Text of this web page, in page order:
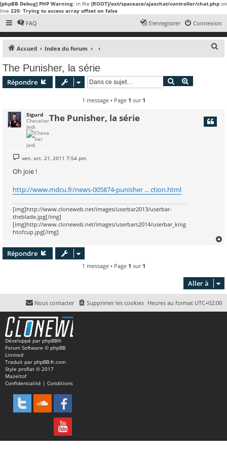
[phpBB Debug] PHP Warning: in file [ROOT]/ext/spaceace/ajaxchat/controller/chat.php on
line 220: Trying to access array offset on false
FAQ Connexion
S’enregistrer
Accueil Index du forum
The Punisher, la série
Répondre Rechercher
1 message • Page 1 sur 1
Sigurd
Chevalier
Jedi
The Punisher, la série
M
e
s
g
e
ven. oct. 21, 2011 7:54 pm
Oh joie !
http://www.mdcu.fr/news-005874-punisher ... ction.html
[img]http://www.cloneweb.net/images/userbar2013/userbar-
theblade.jpg[/img]
[img]http://www.cloneweb.net/images/userbars2014/userbar_knig
htofcup.jpg[/img]
Répondre
1 message • Page 1 sur 1
Aller à
Heures au format UTC+02:00
Supprimer les cookies
Nous contacter
Développé par phpBB®
Forum Software © phpBB
Limited
Traduit par phpBB-fr.com
Style proflat © 2017
Mazeltof
Confidentialité | Conditions